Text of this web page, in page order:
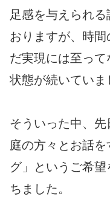
足感を与えられ
おりますが、時
だ実現には至っ
状態が続いていま
そういった中、
庭の方々とお話
グ」というご希
ちました。